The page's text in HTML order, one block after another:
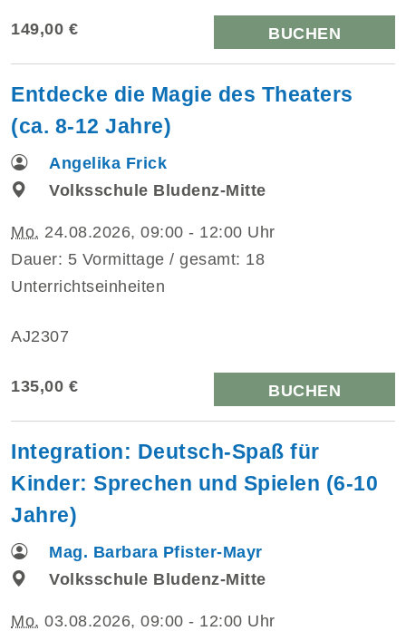
149,00 € BUCHEN
Entdecke die Magie des Theaters
(ca. 8-12 Jahre)
Angelika Frick
Volksschule Bludenz-Mitte
Mo. 24.08.2026, 09:00 - 12:00 Uhr
Dauer: 5 Vormittage / gesamt: 18
Unterrichtseinheiten
AJ2307
135,00 € BUCHEN
Integration: Deutsch-Spaß für
Kinder: Sprechen und Spielen (6-10
Jahre)
Mag. Barbara Pfister-Mayr
Volksschule Bludenz-Mitte
Mo. 03.08.2026, 09:00 - 12:00 Uhr